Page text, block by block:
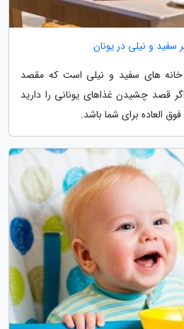
سفید و نیلی در یونان
خانه های سفید و نیلی است که مقصد
قصد چشیدن غذاهای یونانی را دارید
العاده برای شما باشد.